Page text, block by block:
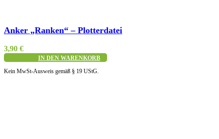
Anker „Ranken“ – Plotterdatei
3,90 €
IN DEN WARENKORB
Kein MwSt-Ausweis gemäß § 19 UStG.